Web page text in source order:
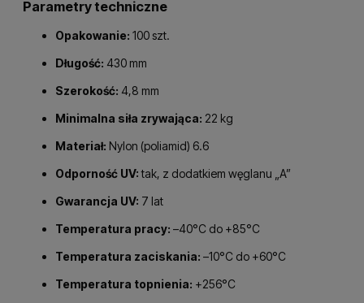
Parametry techniczne
Opakowanie: 100 szt.
Długość: 430 mm
Szerokość: 4,8 mm
Minimalna siła zrywająca: 22 kg
Materiał: Nylon (poliamid) 6.6
Odporność UV:tak, z dodatkiem węglanu „A”
Gwarancja UV: 7 lat
Temperatura pracy: –40°C do +85°C
Temperatura zaciskania: –10°C do +60°C
Temperatura topnienia: +256°C